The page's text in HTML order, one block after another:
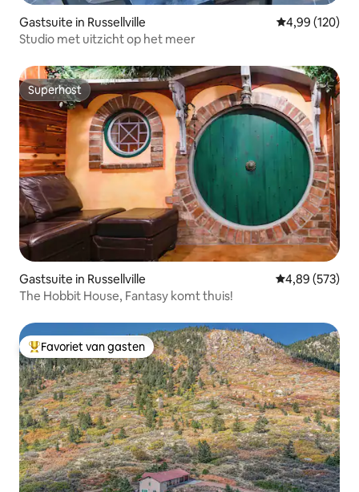
Gastsuite in Russellville Gemiddelde
4,99 (120)
Studio met uitzicht op het meer
Superhost
Superhost
Gastsuite in Russellville Gemiddelde
4,89 (573)
The Hobbit House, Fantasy komt thuis!
Topfavoriet van gasten
Favoriet van gasten